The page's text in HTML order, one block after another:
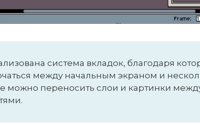
система вкладок, благодаря
между начальным экраном и
можно переносить слои и картинки